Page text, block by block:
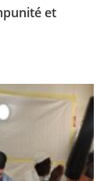
et